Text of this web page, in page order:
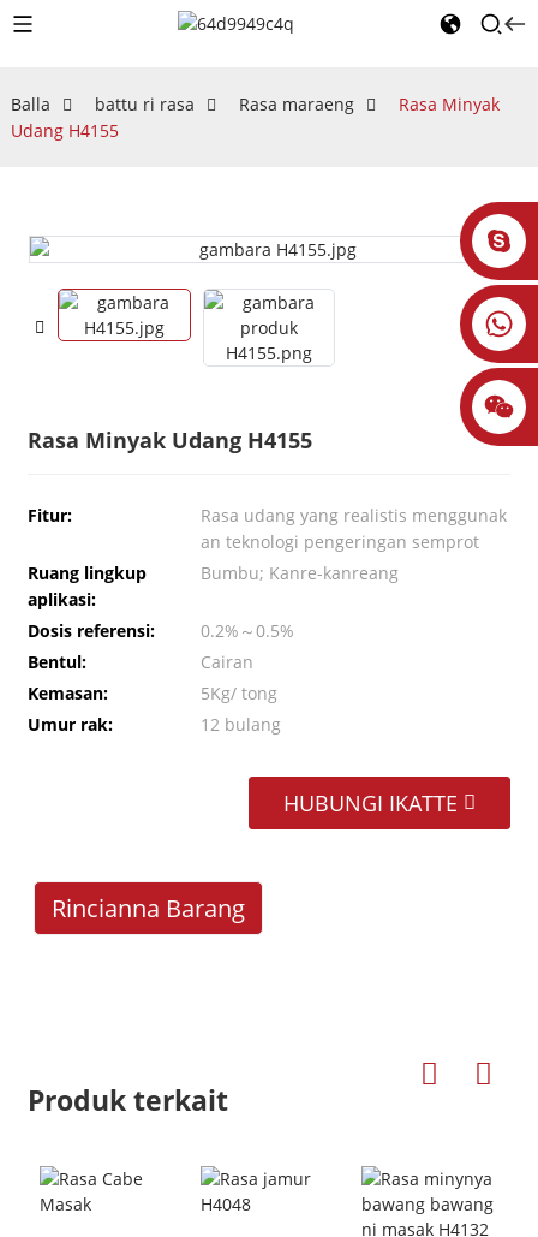
Balla battu ri rasa Rasa maraeng
Rasa Minyak
Udang H4155
Rasa Minyak Udang H4155
Fitur:
Rasa udang yang realistis menggunak
an teknologi pengeringan semprot
Ruang lingkup
aplikasi:
Bumbu; Kanre-kanreang
Dosis referensi:
0.2%～0.5%
Bentul:
Cairan
Kemasan:
5Kg/ tong
Umur rak:
12 bulang
HUBUNGI IKATTE
Rincianna Barang
Produk terkait